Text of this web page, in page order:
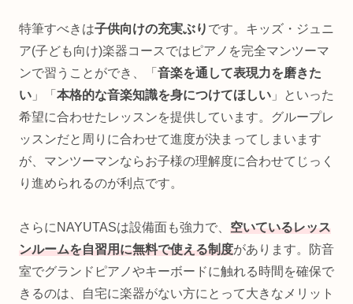
特筆すべきは子供向けの充実ぶり です。キッズ・ジュニ
ア(子ども向け)楽器コースではピアノを完全マンツーマ
ンで習うことができ、「 音楽を通して表現力を磨きた
い 」「 本格的な音楽知識を身につけてほしい 」といった
希望に合わせたレッスンを提供しています。グループレ
ッスンだと周りに合わせて進度が決まってしまいます
が、マンツーマンならお子様の理解度に合わせてじっく
り進められるのが利点です。
さらにNAYUTASは設備面も強力で、 空いているレッス
ンルームを自習用に無料で使える制度があります。防音
室でグランドピアノやキーボードに触れる時間を確保で
きるのは、自宅に楽器がない方にとって大きなメリット